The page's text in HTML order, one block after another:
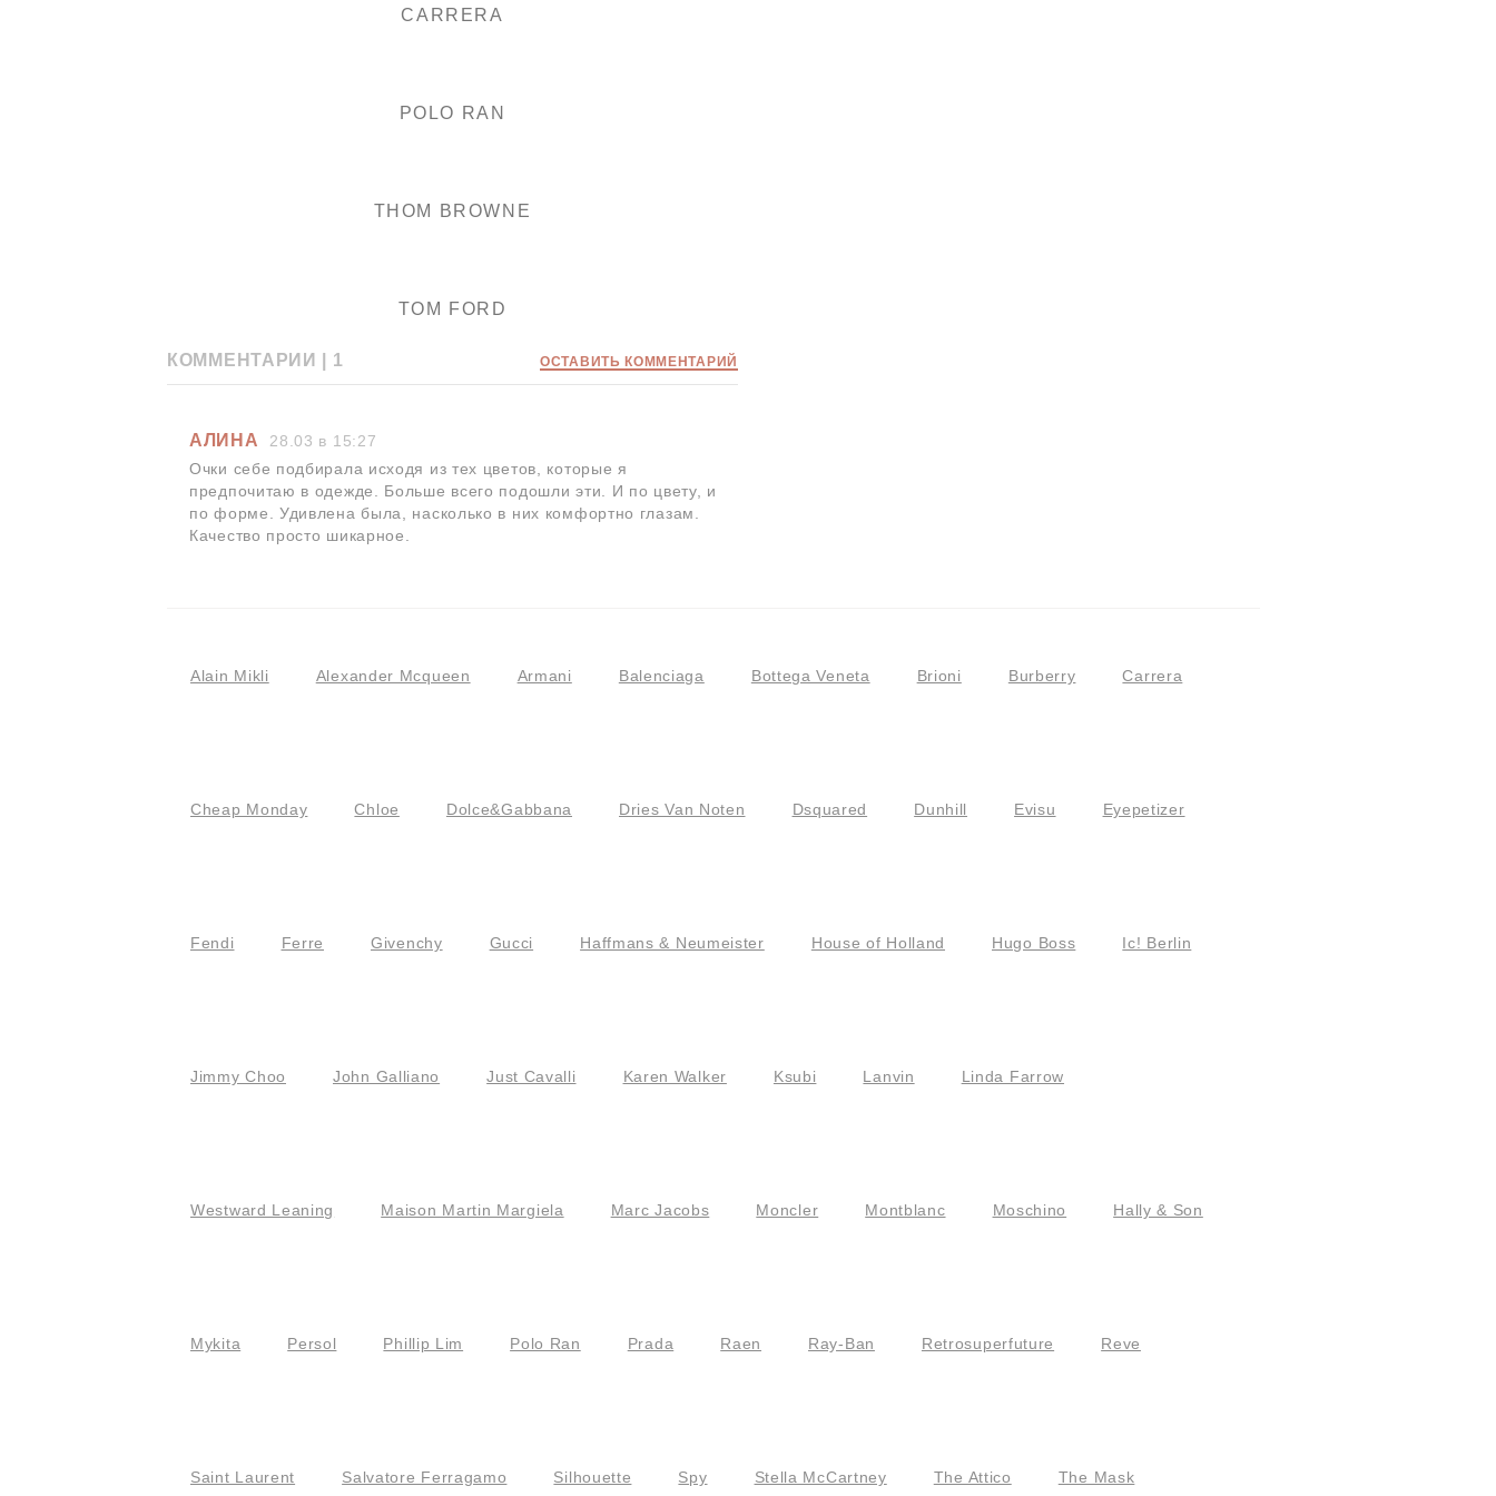
CARRERA
POLO RAN
THOM BROWNE
TOM FORD
КОММЕНТАРИИ | 1 ОСТАВИТЬ КОММЕНТАРИЙ
АЛИНА
28.03 в 15:27
Очки себе подбирала исходя из тех цветов, которые я
предпочитаю в одежде. Больше всего подошли эти. И по цвету, и
по форме. Удивлена была, насколько в них комфортно глазам.
Качество просто шикарное.
Alain Mikli Alexander Mcqueen Armani Balenciaga Bottega Veneta Brioni Burberry Carrera
Cheap Monday Chloe Dolce&Gabbana Dries Van Noten Dsquared Dunhill Evisu Eyepetizer
Fendi Ferre Givenchy Gucci Haffmans & Neumeister House of Holland Hugo Boss Ic! Berlin
Jimmy Choo John Galliano Just Cavalli Karen Walker Ksubi Lanvin Linda Farrow
Westward Leaning Maison Martin Margiela Marc Jacobs Moncler Montblanc Moschino Hally & Son
Mykita Persol Phillip Lim Polo Ran Prada Raen Ray-Ban Retrosuperfuture Reve
Saint Laurent Salvatore Ferragamo Silhouette Spy Stella McCartney The Attico The Mask